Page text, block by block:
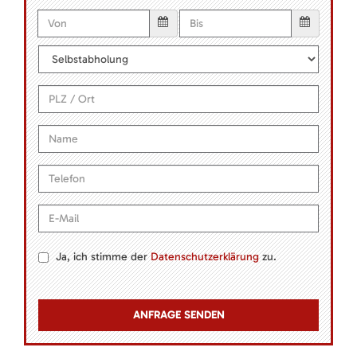
Ja, ich stimme derDatenschutzerklärungzu.